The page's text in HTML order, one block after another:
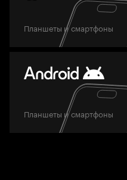
Планшеты и смартфоны
Планшеты и смартфоны